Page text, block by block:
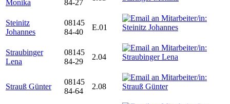
Monika
84-27
Steinitz
Johannes
08145
84-40
E.01
Straubinger
Lena
08145
84-29
2.04
Strauß Günter
08145
84-64
2.08